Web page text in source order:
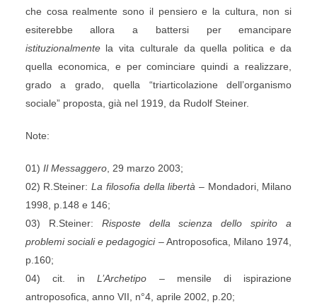
che cosa realmente sono il pensiero e la cultura, non si
esiterebbe allora a battersi per emancipare
istituzionalmentela vita culturale da quella politica e da
quella economica, e per cominciare quindi a realizzare,
grado a grado, quella “triarticolazione dell’organismo
sociale” proposta, già nel 1919, da Rudolf Steiner.
Note:
01) Il Messaggero, 29 marzo 2003;
02) R.Steiner:La filosofia della libertà – Mondadori, Milano
1998, p.148 e 146;
03) R.Steiner: Risposte della scienza dello spirito a
problemi sociali e pedagogici– Antroposofica, Milano 1974,
p.160;
04) cit. inL’Archetipo – mensile di ispirazione
antroposofica, anno VII, n°4, aprile 2002, p.20;